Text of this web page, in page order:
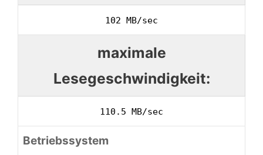
102 MB/sec
maximale
Lesegeschwindigkeit:
110.5 MB/sec
Betriebssystem